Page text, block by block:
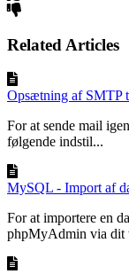
Related Articles
Opsætning af SMTP
For at sende mail
følgende indstil...
MySQL - Import af
For at importere en
phpMyAdmin via dit